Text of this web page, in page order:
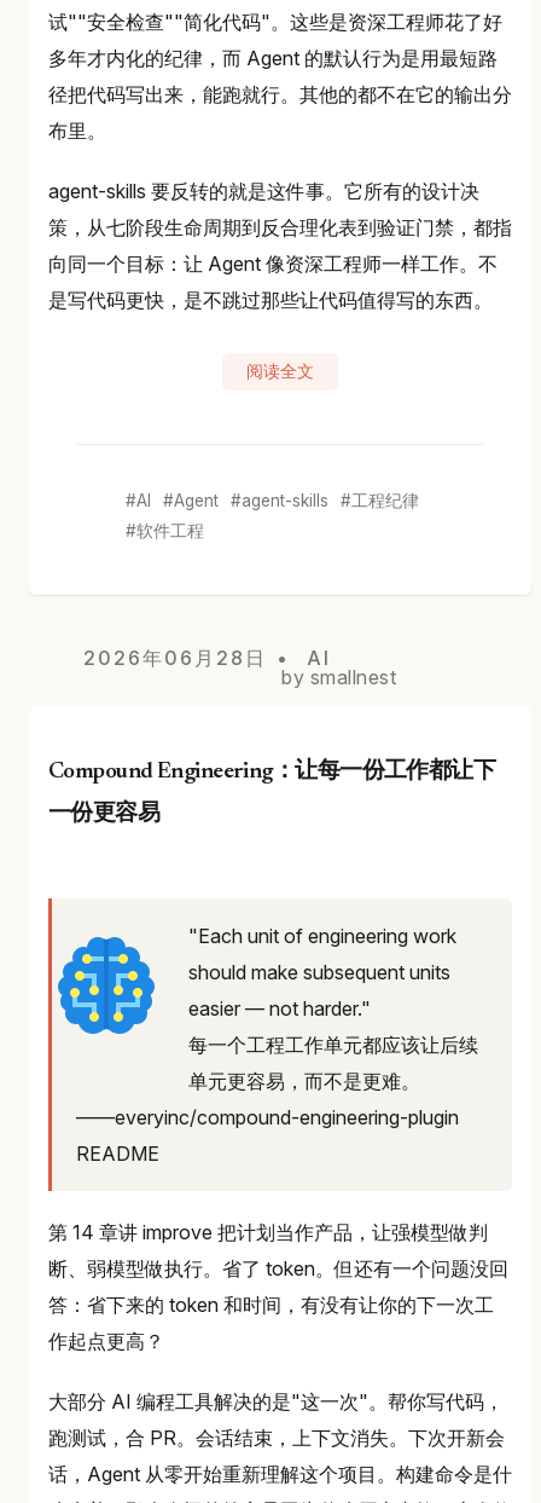
试""安全检查""简化代码"。这些是资深工程师花了好
多年才内化的纪律，而 Agent 的默认行为是用最短路
径把代码写出来，能跑就行。其他的都不在它的输出分
布里。
agent-skills 要反转的就是这件事。它所有的设计决
策，从七阶段生命周期到反合理化表到验证门禁，都指
向同一个目标：让 Agent 像资深工程师一样工作。不
是写代码更快，是不跳过那些让代码值得写的东西。
阅读全文
AI Agent agent-skills
工程纪律
软件工程
2026年06月28日
AI
by smallnest
Compound Engineering：让每一份工作都让下
一份更容易
"Each unit of engineering work
should make subsequent units
easier — not harder."
每一个工程工作单元都应该让后续
单元更容易，而不是更难。
——everyinc/compound-engineering-plugin
README
第 14 章讲 improve 把计划当作产品，让强模型做判
断、弱模型做执行。省了 token。但还有一个问题没回
答：省下来的 token 和时间，有没有让你的下一次工
作起点更高？
大部分 AI 编程工具解决的是"这一次"。帮你写代码，
跑测试，合 PR。会话结束，上下文消失。下次开新会
话，Agent 从零开始重新理解这个项目。构建命令是什